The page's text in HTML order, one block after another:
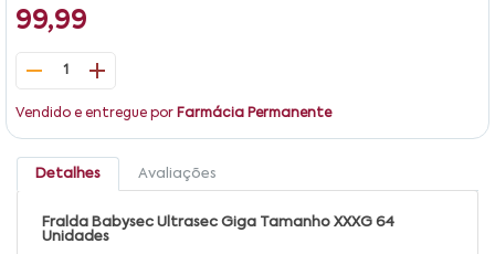
99,99
1
Vendido e entregue por Farmácia Permanente
Detalhes Avaliações
Fralda Babysec Ultrasec Giga Tamanho XXXG 64
Unidades